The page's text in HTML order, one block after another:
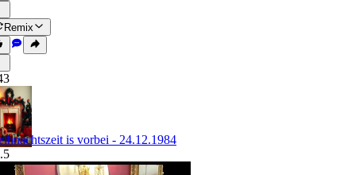
Remix
is vorbei - 24.12.1984